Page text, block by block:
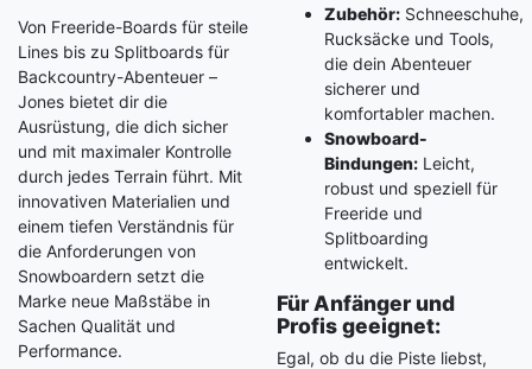
Von Freeride-Boards für steile
Lines bis zu Splitboards für
Backcountry-Abenteuer –
Jones bietet dir die
Ausrüstung, die dich sicher
und mit maximaler Kontrolle
durch jedes Terrain führt. Mit
innovativen Materialien und
einem tiefen Verständnis für
die Anforderungen von
Snowboardern setzt die
Marke neue Maßstäbe in
Sachen Qualität und
Performance.
Zubehör:Schneeschuhe,
Rucksäcke und Tools,
die dein Abenteuer
sicherer und
komfortabler machen.
Snowboard-
Bindungen:Leicht,
robust und speziell für
Freeride und
Splitboarding
entwickelt.
Für Anfänger und
Profis geeignet:
Egal, ob du die Piste liebst,